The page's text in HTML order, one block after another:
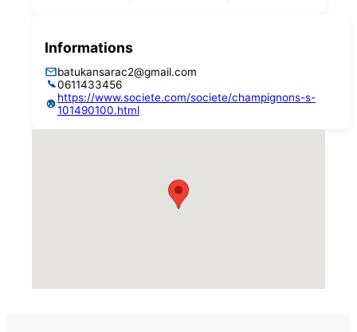
Informations
batukansarac2@gmail.com
0611433456
https://www.societe.com/societe/champignons-s-
101490100.html